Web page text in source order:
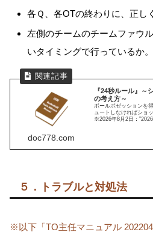
各Ｑ、各OTの終わりに、正し
左側のチームのチームファウ
いタイミングで行っているか。
『24秒ルール』～
の考え方～
ボールポゼッションを
ュートしなければショ
※2026年8月2日：
doc778.com
５．トラブルと対処法
※以下 TO主任マニュアル